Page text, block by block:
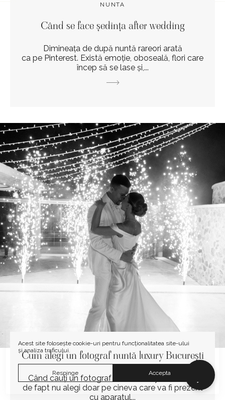
NUNTA
Când se face ședința after wedding
Dimineața de după nuntă rareori arată
ca pe Pinterest. Există emoție, oboseală, flori care
încep să se lase și,...
Cum alegi un fotograf nuntă luxury București
Când cauți un fotograf nuntă luxury București,
de fapt nu alegi doar pe cineva care va fi prezent
cu aparatul...
Acest site folosește cookie-uri pentru funcționalitatea site-ului
și analiza traficului.
Respinge Accepta